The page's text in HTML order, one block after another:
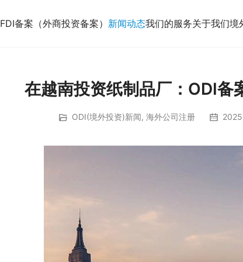
FDI备案（外商投资备案） 新闻动态我们的服务关于我们境
在越南投资纸制品厂：ODI备
ODI(境外投资)新闻, 海外公司注册